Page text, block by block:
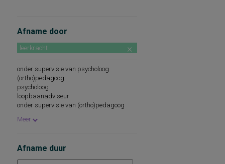
Afname door
leerkracht
onder supervisie van psycholoog
(ortho)pedagoog
psycholoog
loopbaanadviseur
onder supervisie van (ortho)pedagoog
Meer
Afname duur